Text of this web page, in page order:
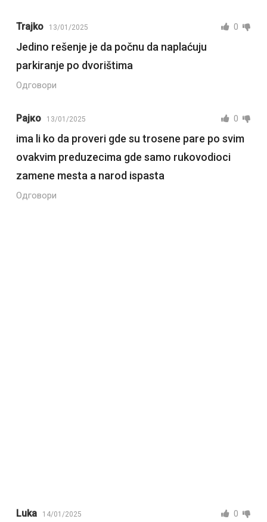
Trajko 13/01/2025 0
Jedino rešenje je da počnu da naplaćuju
parkiranje po dvorištima
Одговори
Рајко 13/01/2025 0
ima li ko da proveri gde su trosene pare po svim
ovakvim preduzecima gde samo rukovodioci
zamene mesta a narod ispasta
Одговори
Luka 14/01/2025 0